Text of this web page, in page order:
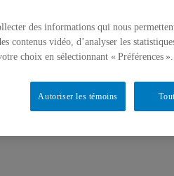
des informations qui nous
contenus vidéo, d’analyser les
choix en sélectionnant « Préférences ».
Autoriser les témoins